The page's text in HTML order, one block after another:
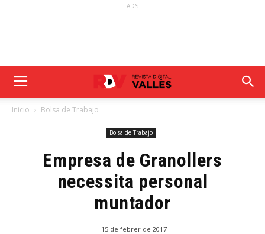
ADS
Inicio Bolsa de Trabajo
Bolsa de Trabajo
Empresa de Granollers
necessita personal
muntador
15 de febrer de 2017